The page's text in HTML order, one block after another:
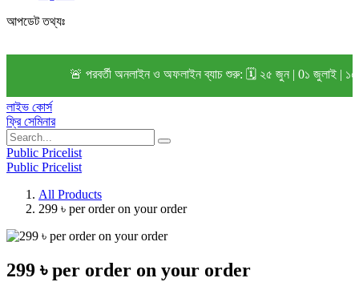
আপডেট তথ্যঃ
🚨 পরবর্তী অনলাইন ও অফলাইন ব্যাচ শুরু: 🗓️ ২৫ জুন | 0১ জুলাই | ১৫
লাইভ কোর্স
ফ্রি সেমিনার
Public Pricelist
Public Pricelist
All Products
299 ৳ per order on your order
299 ৳ per order on your order